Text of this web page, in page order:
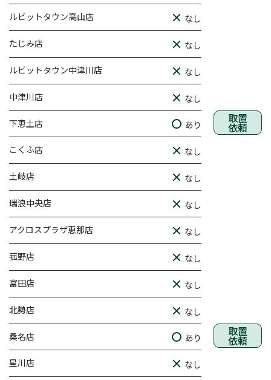
ルビットタウン高山店 なし
たじみ店 なし
ルビットタウン中津川店 なし
中津川店 なし
下恵土店 あり 取置
依頼
こくふ店 なし
土岐店 なし
瑞浪中央店 なし
アクロスプラザ恵那店 なし
菰野店 なし
富田店 なし
北勢店 なし
桑名店 あり 取置
依頼
星川店 なし